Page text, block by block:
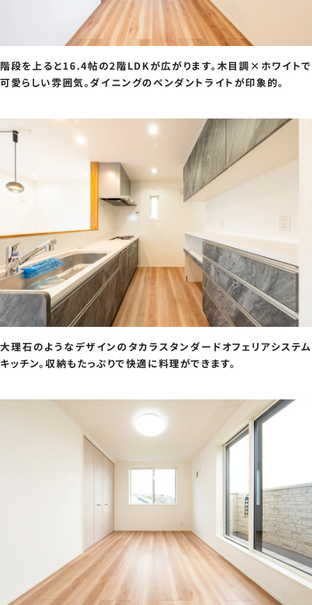
階段を上ると16.4帖の2階LDKが広がります。木目調×ホワイトで
可愛らしい雰囲気。ダイニングのペンダントライトが印象的。
大理石のようなデザインのタカラスタンダードオフェリアシステム
キッチン。収納もたっぷりで快適に料理ができます。